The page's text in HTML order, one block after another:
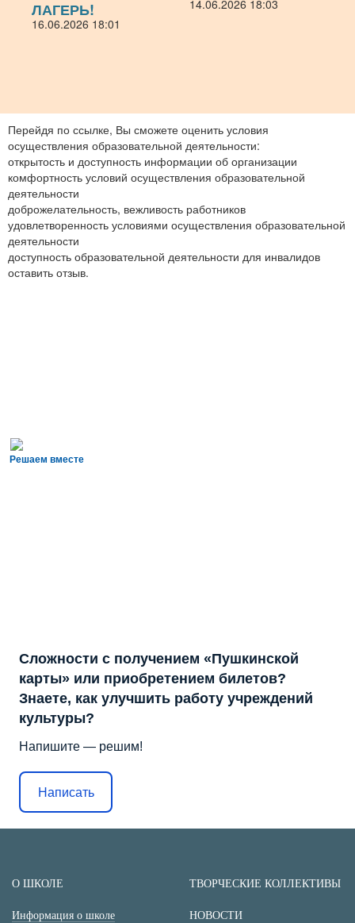
ЛАГЕРЬ!
16.06.2026 18:01
14.06.2026 18:03
Перейдя по ссылке, Вы сможете оценить условия
осуществления образовательной деятельности:
открытость и доступность информации об организации
комфортность условий осуществления образовательной
деятельности
доброжелательность, вежливость работников
удовлетворенность условиями осуществления образовательной
деятельности
доступность образовательной деятельности для инвалидов
оставить отзыв.
Решаем вместе
Сложности с получением «Пушкинской
карты» или приобретением билетов?
Знаете, как улучшить работу учреждений
культуры?
Напишите — решим!
Написать
О ШКОЛЕ
Информация о школе
ТВОРЧЕСКИЕ КОЛЛЕКТИВЫ
НОВОСТИ